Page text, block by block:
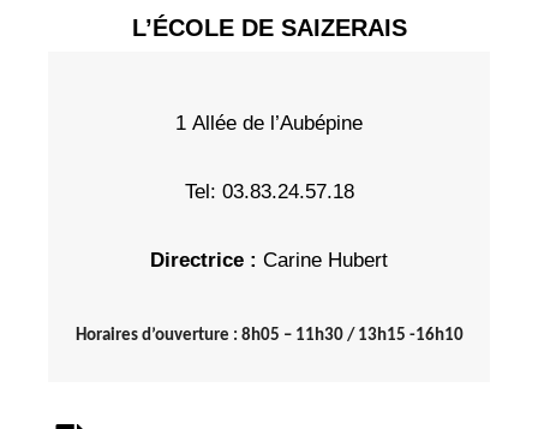
L’ÉCOLE DE SAIZERAIS
1 Allée de l’Aubépine
Tel: 03.83.24.57.18
Directrice : Carine Hubert
Horaires d’ouverture : 8h05 – 11h30 / 13h15 -16h10